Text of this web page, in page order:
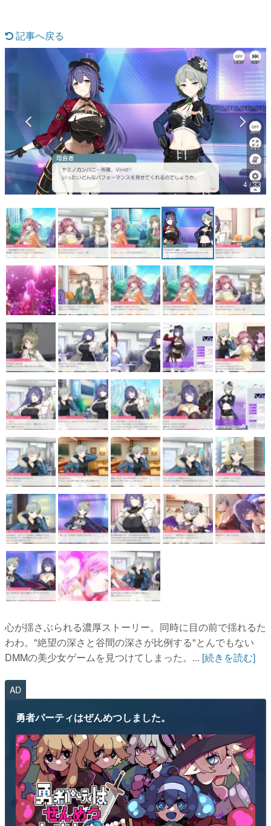
具体的な形から解き明かしていく、硬派で骨太な評論連載
です。
ゲームが変えた日本語
「経験値」「裏技」「ラスボス」… ゲームにまつわる言葉
の起源や用法の変遷を、コンピューター文化史研究家・タ
イニーP氏が徹底調査。
カテゴリ
特集記事
マンガ
女性向け
アプリレビュー
その他
電ファミニコゲーマーとは？
運営：株式会社マレ
記事へ戻る
4 / 33
心が揺さぶられる濃厚ストーリー。同時に目の前で揺れるた
わわ。"絶望の深さと谷間の深さが比例する"とんでもない
DMMの美少女ゲームを見つけてしまった。... [続きを読む]
AD
勇者パーティはぜんめつしました。